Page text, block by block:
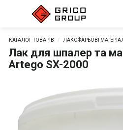
КАТАЛОГ ТОВАРІВ ЛАКОФАРБОВІ
Лак для шпалер та
Artego SX-2000